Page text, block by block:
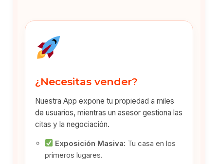
¿Necesitas vender?
Nuestra App expone tu propiedad a miles
de usuarios, mientras un asesor gestiona las
citas y la negociación.
Exposición Masiva: Tu casa en los
primeros lugares.